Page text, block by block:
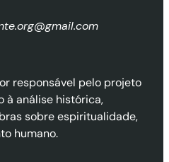
responsável pelo projeto
à análise histórica,
sobre espiritualidade,
humano.